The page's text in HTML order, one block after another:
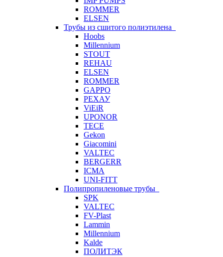
ROMMER
ELSEN
Трубы из сшитого полиэтилена
Hoobs
Millennium
STOUT
REHAU
ELSEN
ROMMER
GAPPO
РЕХАУ
ViEiR
UPONOR
TECE
Gekon
Giacomini
VALTEC
BERGERR
ICMA
UNI-FITT
Полипропиленовые трубы
SPK
VALTEC
FV-Plast
Lammin
Millennium
Kalde
ПОЛИТЭК